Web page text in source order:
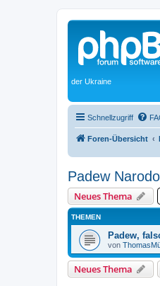
der Ukraine
Schnellzugriff
Foren-Übersicht
Padew
Neues Thema
THEMEN
Padew,
von
Neues Thema